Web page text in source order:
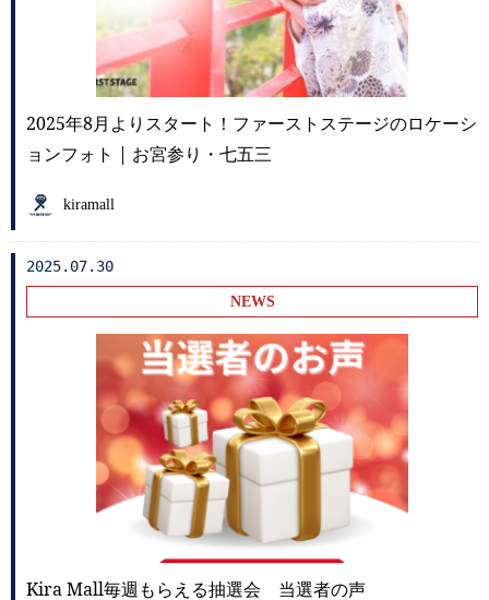
2025年8月よりスタート！ファーストステージのロケーシ
ョンフォト | お宮参り・七五三
kiramall
2025.07.30
NEWS
Kira Mall毎週もらえる抽選会 当選者の声